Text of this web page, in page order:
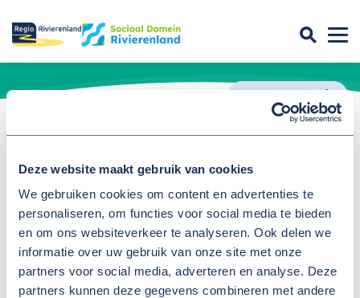
Deze website maakt gebruik van cookies
We gebruiken cookies om content en advertenties te
personaliseren, om functies voor social media te bieden
en om ons websiteverkeer te analyseren. Ook delen we
informatie over uw gebruik van onze site met onze
partners voor social media, adverteren en analyse. Deze
partners kunnen deze gegevens combineren met andere
ISP Next Handleidingen
Handleidingen voor het gebruik van ISP
Next vind je op deze pagina.
Instructie Contactpersonen Updaten